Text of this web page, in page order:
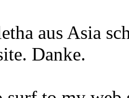
aus Asia
Danke.